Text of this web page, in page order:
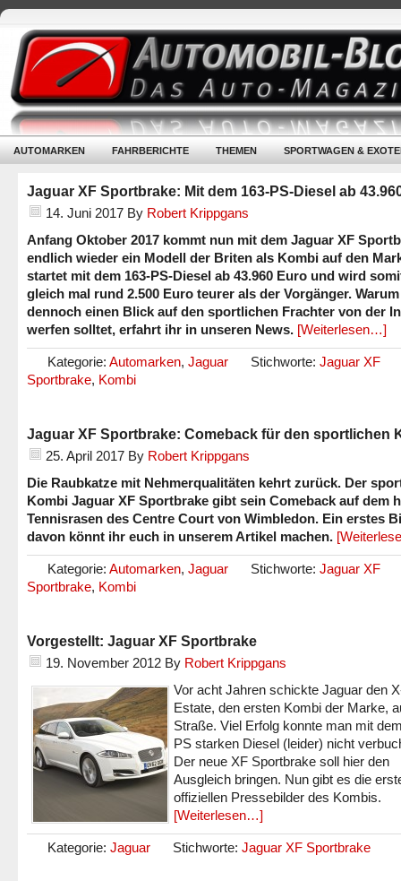
AUTOMARKEN FAHRBERICHTE THEMEN SPORTWAGEN &
Jaguar XF Sportbrake: Mit dem 163-PS-Diesel ab
14. Juni 2017 By Robert Krippgans
Anfang Oktober 2017 kommt nun mit dem Jaguar XF
endlich wieder ein Modell der Briten als Kombi auf den
startet mit dem 163-PS-Diesel ab 43.960 Euro und wird
gleich mal rund 2.500 Euro teurer als der Vorgänger.
dennoch einen Blick auf den sportlichen Frachter von der
werfen solltet, erfahrt ihr in unseren News. [Weiterlesen…]
Kategorie: Automarken, Jaguar Stichworte: Jaguar XF
Sportbrake, Kombi
Jaguar XF Sportbrake: Comeback für den sportlichen
25. April 2017 By Robert Krippgans
Die Raubkatze mit Nehmerqualitäten kehrt zurück. Der
Kombi Jaguar XF Sportbrake gibt sein Comeback auf dem
Tennisrasen des Centre Court von Wimbledon. Ein erstes
davon könnt ihr euch in unserem Artikel machen.
Kategorie: Automarken, Jaguar Stichworte: Jaguar XF
Sportbrake, Kombi
Vorgestellt: Jaguar XF Sportbrake
19. November 2012 By Robert Krippgans
Vor acht Jahren schickte Jaguar den
Estate, den ersten Kombi der Marke,
Straße. Viel Erfolg konnte man mit
PS starken Diesel (leider) nicht
Der neue XF Sportbrake soll hier den
Ausgleich bringen. Nun gibt es die
offiziellen Pressebilder des Kombis.
[Weiterlesen…]
Kategorie: Jaguar Stichworte: Jaguar XF Sportbrake